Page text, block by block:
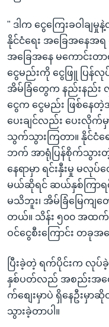
" ဒါက ငွေကြေးခဝါခ
နိုင်ငံရေး အခြေအနေအ
အခြေအနေ မကောင်း
ငွေမည်းကို ငွေဖြူ ပြ
အိမ်ခြံတွေက နည်းနည်း
ငွေက ငွေမည်း ဖြစ်နေ
ပေးချင်လည်း ပေးလိုက်မှ
သွက်သွားကြတာ။ နိုင်ငံ
ဘက် အာရုံပြန်စိုက်သွား
နေရာမှာ ရင်းနှီးမှု မလုပ်
မယ်ဆိုရင် ဆယ်နှစ်ကြာရ
မသိဘူး၊ အိမ်ခြံမြေကျတ
တယ်။ သိန်း ၅၀၀ အထက်
ဝင်ငွေစီးကြောင်း တခုအန
ပြီးခဲ့တဲ့ ရက်ပိုင်းက လုပ်
နှစ်ပတ်လည် အစည်းအဝေ
က်စျေးမှာပဲ ရှိနေဦးမှ
သွားခဲ့တာပါ။